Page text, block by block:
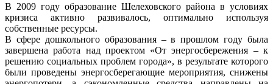
В 2009 году образование Шелеховского района в условиях
кризиса активно развивалось, оптимально используя
собственные ресурсы.
В сфере дошкольного образования – в прошлом году была
завершена работа над проектом «От энергосбережения – к
решению социальных проблем города», в результате которого
были проведены энергосберегающие мероприятия, снижены